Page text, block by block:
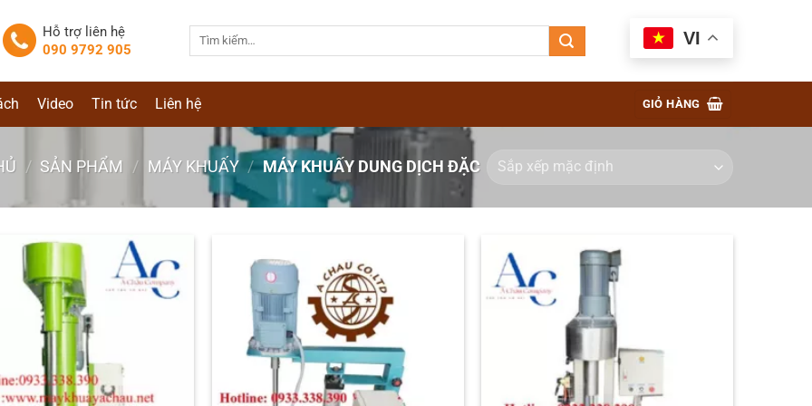
Hỗ trợ liên hệ
090 9792 905
VI
Video Tin tức Liên hệ GIỎ HÀNG
/ SẢN PHẨM / MÁY KHUẤY / MÁY KHUẤY DUNG DỊCH ĐẶC